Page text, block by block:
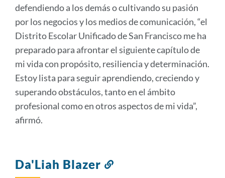
defendiendo a los demás o cultivando su pasión
por los negocios y los medios de comunicación, “el
Distrito Escolar Unificado de San Francisco me ha
preparado para afrontar el siguiente capítulo de
mi vida con propósito, resiliencia y determinación.
Estoy lista para seguir aprendiendo, creciendo y
superando obstáculos, tanto en el ámbito
profesional como en otros aspectos de mi vida”,
afirmó.
Da'Liah Blazer